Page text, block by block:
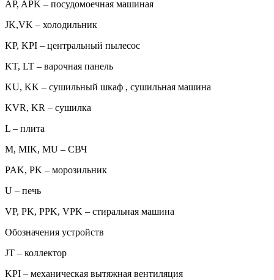
AP, APK – посудомоечная машиная
JK,VK – холодильник
KP, KPI – центральный пылесос
KT, LT – варочная панель
KU, KK – сушильный шкаф , сушильная машина
KVR, KR – сушилка
L – плита
M, MIK, MU – СВЧ
PAK, PK – морозильник
U – печь
VP, PK, PPK, VPK – стиральная машина
Обозначения устройств
JT – коллектор
KPI – механическая вытяжная вентиляция